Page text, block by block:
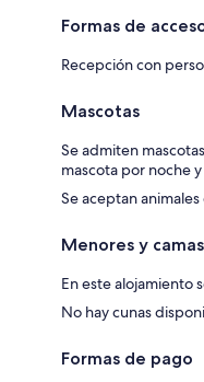
Formas de
Recepción con
Mascotas
Se admiten
mascota por noche
Se aceptan
Menores y
En este alojamiento
No hay cunas
Formas de pago